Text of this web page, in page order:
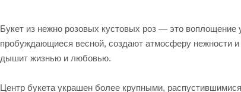
Букет из нежно розовых кустовых роз — это воплощение
пробуждающиеся весной, создают атмосферу нежности
дышит жизнью и любовью.
Центр букета украшен более крупными,